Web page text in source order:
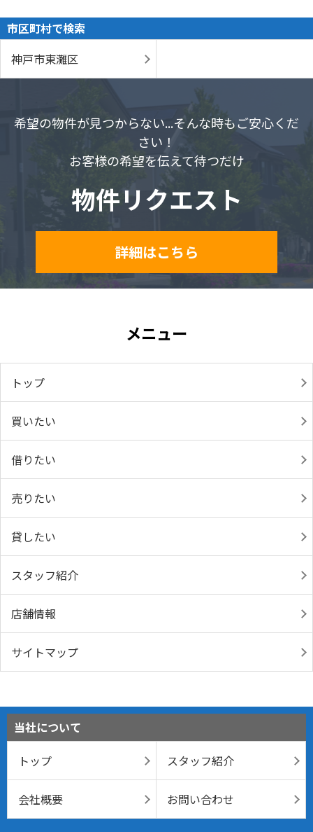
市区町村で検索
神戸市東灘区
希望の物件が見つからない...そんな時もご安心くだ
さい！
お客様の希望を伝えて待つだけ
物件リクエスト
詳細はこちら
メニュー
トップ
買いたい
借りたい
売りたい
貸したい
スタッフ紹介
店舗情報
サイトマップ
当社について
トップ
スタッフ紹介
会社概要 お問い合わせ